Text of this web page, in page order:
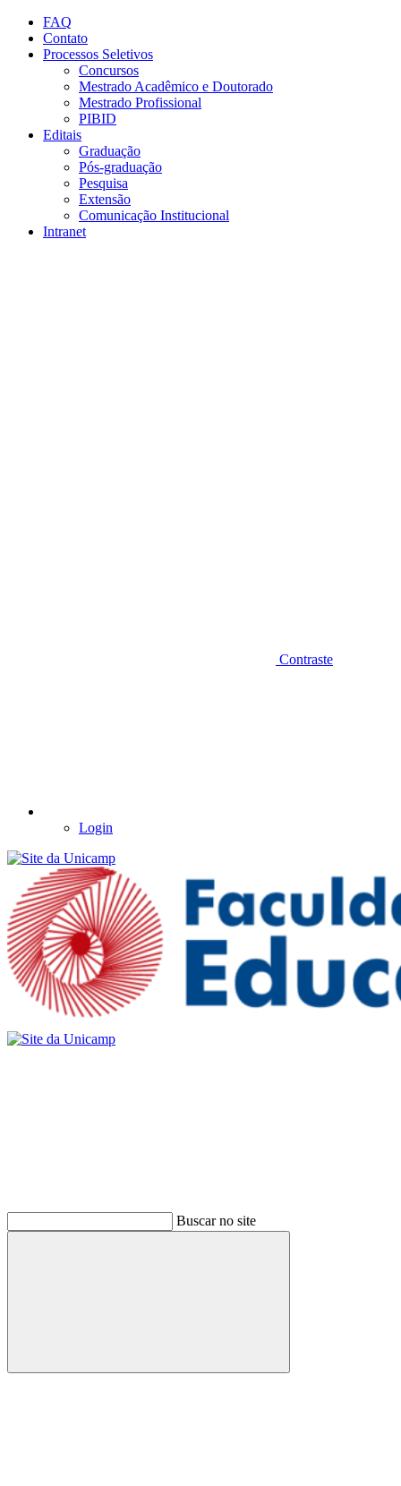
Conteúdo principal
FAQ
Contato
Processos Seletivos
Concursos
Mestrado Acadêmico e Doutorado
Mestrado Profissional
PIBID
Editais
Graduação
Pós-graduação
Pesquisa
Extensão
Comunicação Institucional
Intranet
Contraste
Login
Buscar no site
Buscar